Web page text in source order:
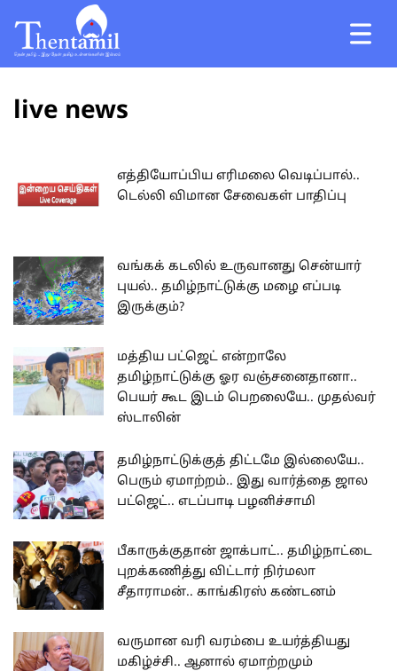
live news
எத்தியோப்பிய எரிமலை வெடிப்பால்..
டெல்லி விமான சேவைகள் பாதிப்பு
வங்கக் கடலில் உருவானது சென்யார்
புயல்.. தமிழ்நாட்டுக்கு மழை எப்படி
இருக்கும்?
மத்திய பட்ஜெட் என்றாலே
தமிழ்நாட்டுக்கு ஓர வஞ்சனைதானா..
பெயர் கூட இடம் பெறலையே.. முதல்வர்
ஸ்டாலின்
தமிழ்நாட்டுக்குத் திட்டமே இல்லையே..
பெரும் ஏமாற்றம்.. இது வார்த்தை ஜால
பட்ஜெட்.. எடப்பாடி பழனிச்சாமி
பீகாருக்குதான் ஜாக்பாட்.. தமிழ்நாட்டை
புறக்கணித்து விட்டார் நிர்மலா
சீதாராமன்.. காங்கிரஸ் கண்டனம்
வருமான வரி வரம்பை உயர்த்தியது
மகிழ்ச்சி.. ஆனால் ஏமாற்றமும்